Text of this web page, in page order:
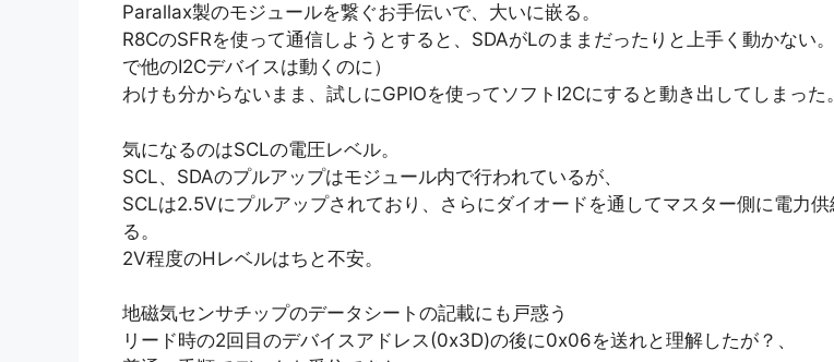
Parallax製のモジュールを繋ぐお手伝いで、大いに嵌る。
R8CのSFRを使って通信しようとすると、SDAがLのままだったりと上手く動かない
で他のI2Cデバイスは動くのに）
わけも分からないまま、試しにGPIOを使ってソフトI2Cにすると動き出してしまった。
気になるのはSCLの電圧レベル。
SCL、SDAのプルアップはモジュール内で行われているが、
SCLは2.5Vにプルアップされており、さらにダイオードを通してマスター側に電力供
る。
2V程度のHレベルはちと不安。
地磁気センサチップのデータシートの記載にも戸惑う
リード時の2回目のデバイスアドレス(0x3D)の後に0x06を送れと理解したが？、